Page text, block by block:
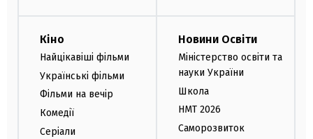
Кіно
Найцікавіші фільми
Українські фільми
Фільми на вечір
Комедії
Серіали
Новини Освіти
Міністерство освіти та
науки України
Школа
НМТ 2026
Саморозвиток